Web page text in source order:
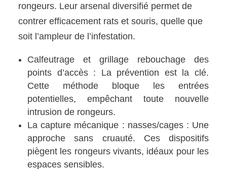
rongeurs. Leur arsenal diversifié permet de
contrer efficacement rats et souris, quelle que
soit l’ampleur de l’infestation.
Calfeutrage et grillage rebouchage des
points d’accès : La prévention est la clé.
Cette méthode bloque les entrées
potentielles, empêchant toute nouvelle
intrusion de rongeurs.
La capture mécanique : nasses/cages : Une
approche sans cruauté. Ces dispositifs
piègent les rongeurs vivants, idéaux pour les
espaces sensibles.